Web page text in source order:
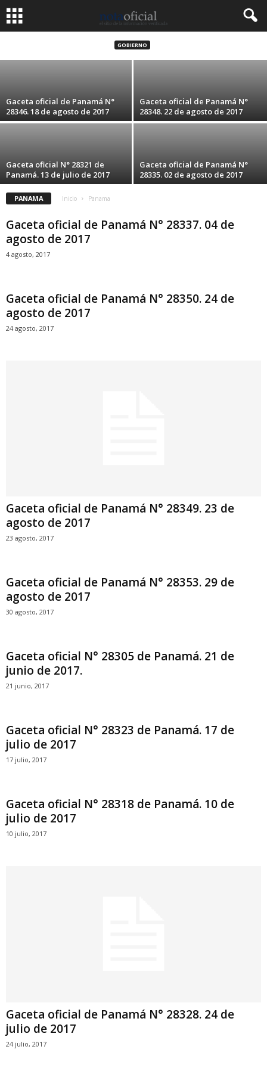
GOBIERNO
Gaceta oficial N° 28324 de Panamá. 18 de
julio de 2017
Gaceta oficial de Panamá N°
28346. 18 de agosto de 2017
Gaceta oficial de Panamá N°
28348. 22 de agosto de 2017
Gaceta oficial N° 28321 de
Panamá. 13 de julio de 2017
Gaceta oficial de Panamá N°
28335. 02 de agosto de 2017
PANAMA Inicio Panama
Gaceta oficial de Panamá N° 28337. 04 de
agosto de 2017
4 agosto, 2017
Gaceta oficial de Panamá N° 28350. 24 de
agosto de 2017
24 agosto, 2017
Gaceta oficial de Panamá N° 28349. 23 de
agosto de 2017
23 agosto, 2017
Gaceta oficial de Panamá N° 28353. 29 de
agosto de 2017
30 agosto, 2017
Gaceta oficial N° 28305 de Panamá. 21 de
junio de 2017.
21 junio, 2017
Gaceta oficial N° 28323 de Panamá. 17 de
julio de 2017
17 julio, 2017
Gaceta oficial N° 28318 de Panamá. 10 de
julio de 2017
10 julio, 2017
Gaceta oficial de Panamá N° 28328. 24 de
julio de 2017
24 julio, 2017